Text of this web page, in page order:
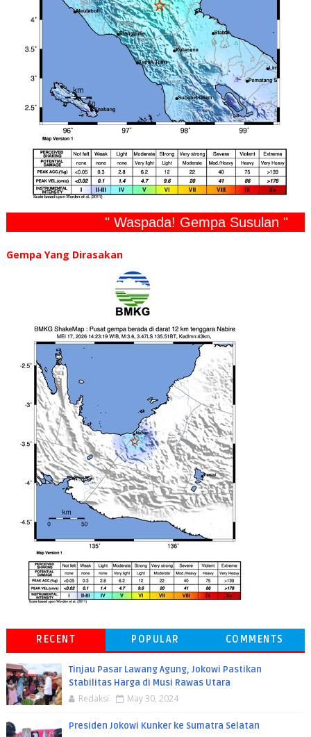
" Waspada! Gempa Susulan "
Gempa Yang Dirasakan
RECENT POPULAR COMMENTS
Tinjau Pasar Lawang Agung, Jokowi Pastikan
Stabilitas Harga di Musi Rawas Utara
Redaksi May 30, 2024
Presiden Jokowi Kunker ke Sumatra Selatan